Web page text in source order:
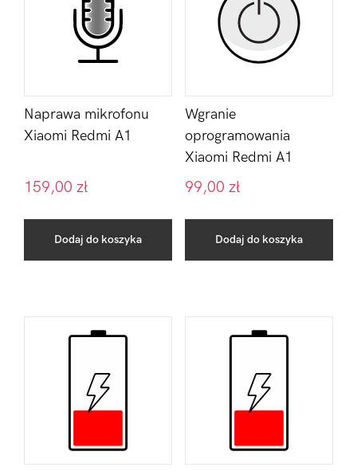
Naprawa mikrofonu
Xiaomi Redmi A1
159,00 zł
Dodaj do koszyka
Wgranie
oprogramowania
Xiaomi Redmi A1
99,00 zł
Dodaj do koszyka